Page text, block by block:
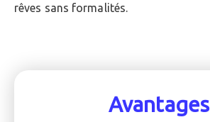
rêves sans formalités.
Avantages